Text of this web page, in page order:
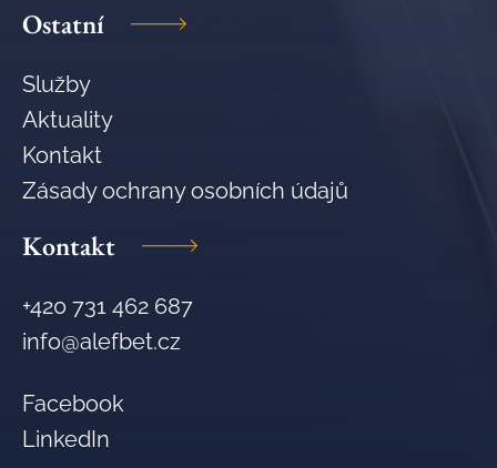
Ostatní
Služby
Aktuality
Kontakt
Zásady ochrany osobních údajů
Kontakt
+420 731 462 687
info@alefbet.cz
Facebook
LinkedIn